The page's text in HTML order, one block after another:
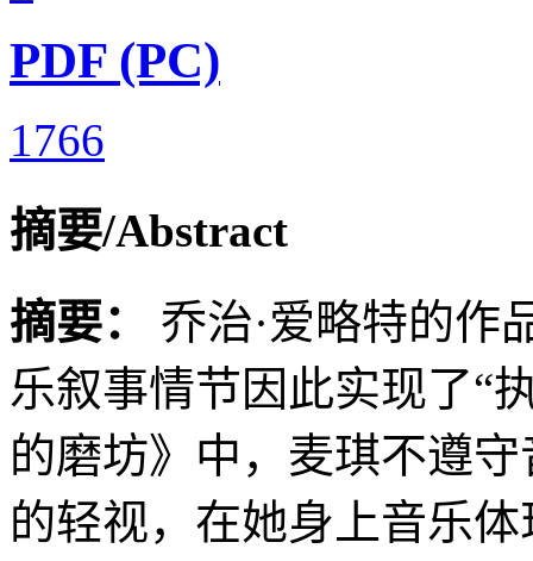
PDF (PC)
1766
摘要/Abstract
摘要： 乔治·爱略特的作
乐叙事情节因此实现了“
的磨坊》中，麦琪不遵
的轻视，在她身上音乐